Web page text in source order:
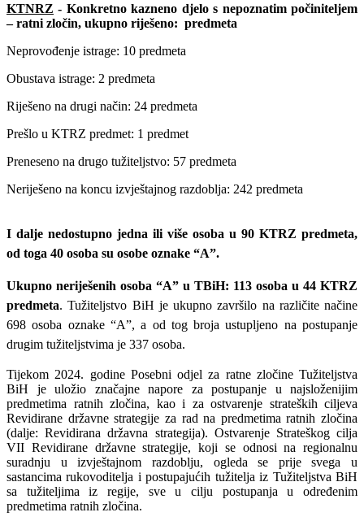
KTNRZ - Konkretno kazneno djelo s nepoznatim počiniteljem
– ratni zločin, ukupno riješeno: predmeta
Neprovođenje istrage: 10 predmeta
Obustava istrage: 2 predmeta
Riješeno na drugi način: 24 predmeta
Prešlo u KTRZ predmet: 1 predmet
Preneseno na drugo tužiteljstvo: 57 predmeta
Neriješeno na koncu izvještajnog razdoblja: 242 predmeta
I dalje nedostupno jedna ili više osoba u 90 KTRZ predmeta,
od toga 40 osoba su osobe oznake “A”.
Ukupno neriješenih osoba “A” u TBiH: 113 osoba u 44 KTRZ
predmeta. Tužiteljstvo BiH je ukupno završilo na različite načine
698 osoba oznake “A”, a od tog broja ustupljeno na postupanje
drugim tužiteljstvima je 337 osoba.
Tijekom 2024. godine Posebni odjel za ratne zločine Tužiteljstva
BiH je uložio značajne napore za postupanje u najsloženijim
predmetima ratnih zločina, kao i za ostvarenje strateških ciljeva
Revidirane državne strategije za rad na predmetima ratnih zločina
(dalje: Revidirana državna strategija). Ostvarenje Strateškog cilja
VII Revidirane državne strategije, koji se odnosi na regionalnu
suradnju u izvještajnom razdoblju, ogleda se prije svega u
sastancima rukovoditelja i postupajućih tužitelja iz Tužiteljstva BiH
sa tužiteljima iz regije, sve u cilju postupanja u određenim
predmetima ratnih zločina.